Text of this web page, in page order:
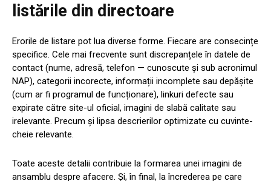
listările din directoare
Erorile de listare pot lua diverse forme. Fiecare are consecințe
specifice. Cele mai frecvente sunt discrepanțele în datele de
contact (nume, adresă, telefon — cunoscute și sub acronimul
NAP), categorii incorecte, informații incomplete sau depășite
(cum ar fi programul de funcționare), linkuri defecte sau
expirate către site-ul oficial, imagini de slabă calitate sau
irelevante. Precum și lipsa descrierilor optimizate cu cuvinte-
cheie relevante.
Toate aceste detalii contribuie la formarea unei imagini de
ansamblu despre afacere. Și, în final, la încrederea pe care